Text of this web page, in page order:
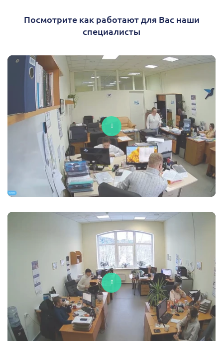
Посмотрите как работают для Вас наши
специалисты